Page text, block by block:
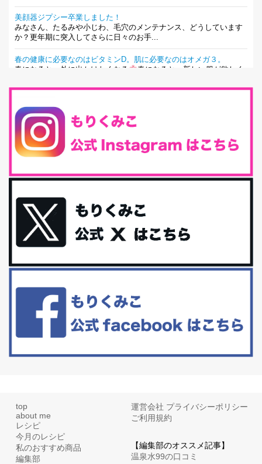
美顔器ジプシー卒業しました！
みなさん、たるみや小じわ、毛穴のメンテナンス、どうしています
か？更年期に突入してさらに日々のお手...
春の健康に必要なのはビタミンD。肌に必要なのはオメガ３。
春になると、外に出かけたくなる
春になると、新しい服が欲しく
最近、グラノーラ迷子になっていた私です。が、と〜〜〜っても美
味しくて栄養たっぷりのグラノーラを発...
腸活は「食事」だけだと思っていませんか？私の腸活完全版！
腸内環境を整えることは、健康維持の中でいっちばん大事！だと私
最近お風呂上がりの炭酸水をシリカシリカにしているんだけど確か
に髪と爪が丈夫になった気がする。炭酸...
体に優しい、私のふるさと納税５選。
今回は、最近毎回定期的に購入している「楽天ふるさと納税」の返
礼品トップ５を紹介します。今までいろ...
更年期を穏やかに乗りきるために今できる５つのこと。
といった更年期症状はまだ...
top
about me
レシピ
今月のレシピ
私のおすすめ商品
編集部
運営会社 プライバシーポリシー
ご利用規約
【編集部のオススメ記事】
温泉水99の口コミ